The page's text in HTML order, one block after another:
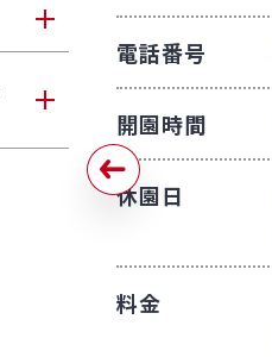
電話番号
開園時間
休園日
料金